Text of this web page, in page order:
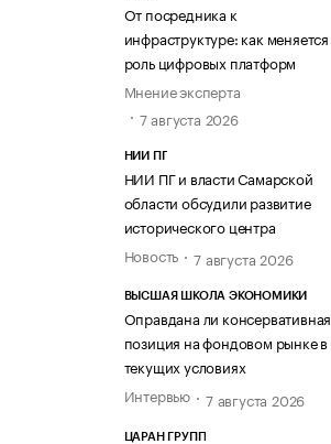
От посредника к
инфраструктуре: как меняется
роль цифровых платформ
Мнение эксперта
7 августа 2026
НИИ ПГ
НИИ ПГ и власти Самарской
области обсудили развитие
исторического центра
Новость
7 августа 2026
ВЫСШАЯ ШКОЛА ЭКОНОМИКИ
Оправдана ли консервативная
позиция на фондовом рынке в
текущих условиях
Интервью
7 августа 2026
ЦАРАН ГРУПП